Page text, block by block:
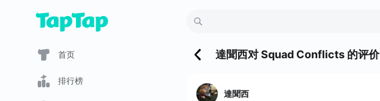
首页
排行榜
達聞西对Squad Conflicts 的评价
達聞西